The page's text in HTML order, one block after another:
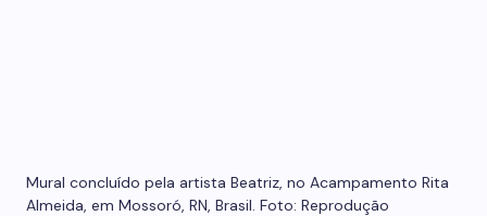
Mural concluído pela artista Beatriz, no Acampamento Rita
Almeida, em Mossoró, RN, Brasil. Foto: Reprodução